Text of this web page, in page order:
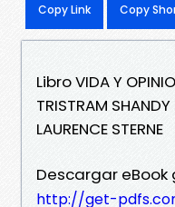
Copy Link Copy
Libro VIDA Y
TRISTRAM
LAURENCE STERNE
Descargar
http://get-